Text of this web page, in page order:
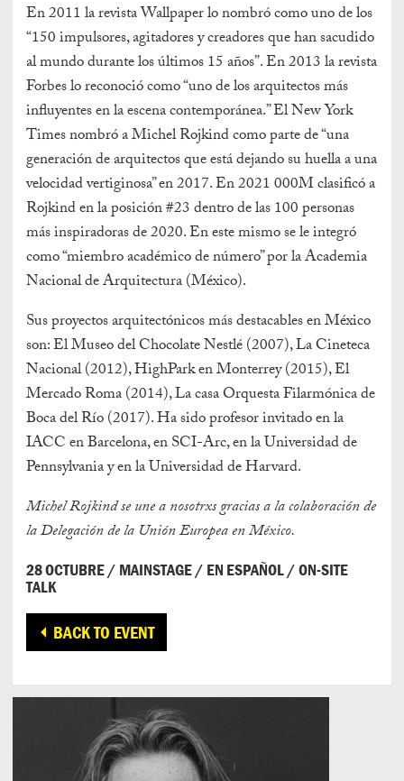
En 2011 la revista Wallpaper lo nombró como uno de los
“150 impulsores, agitadores y creadores que han sacudido
al mundo durante los últimos 15 años”. En 2013 la revista
Forbes lo reconoció como “uno de los arquitectos más
influyentes en la escena contemporánea.” El New York
Times nombró a Michel Rojkind como parte de “una
generación de arquitectos que está dejando su huella a una
velocidad vertiginosa” en 2017. En 2021 000M clasificó a
Rojkind en la posición #23 dentro de las 100 personas
más inspiradoras de 2020. En este mismo se le integró
como “miembro académico de número” por la Academia
Nacional de Arquitectura (México).
Sus proyectos arquitectónicos más destacables en México
son: El Museo del Chocolate Nestlé (2007), La Cineteca
Nacional (2012), HighPark en Monterrey (2015), El
Mercado Roma (2014), La casa Orquesta Filarmónica de
Boca del Río (2017). Ha sido profesor invitado en la
IACC en Barcelona, en SCI-Arc, en la Universidad de
Pennsylvania y en la Universidad de Harvard.
Michel Rojkind se une a nosotrxs gracias a la colaboración de
la Delegación de la Unión Europea en México.
28 OCTUBRE / MAINSTAGE / EN ESPAÑOL / ON-SITE
TALK
BACK TO EVENT